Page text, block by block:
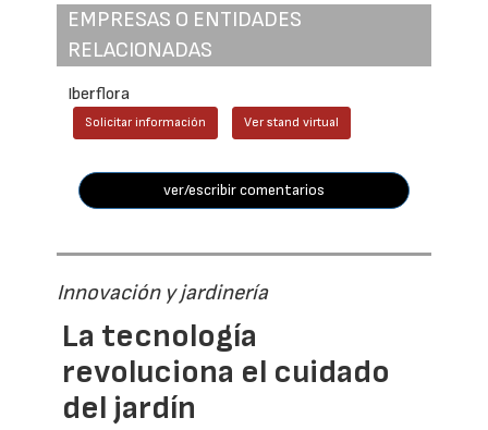
EMPRESAS O ENTIDADES
RELACIONADAS
Iberflora
Solicitar información Ver stand virtual
ver/escribir comentarios
Innovación y jardinería
La tecnología
revoluciona el cuidado
del jardín